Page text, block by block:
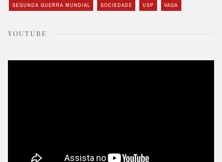
SEGUNDA GUERRA MUNDIAL SOCIEDADE USP VAGA
YOUTUBE